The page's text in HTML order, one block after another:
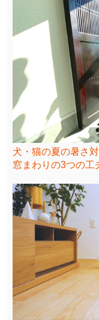
犬・猫の夏の暑さ
窓まわりの3つの工